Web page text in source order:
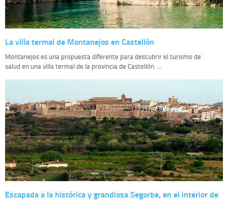
La villa termal de Montanejos en Castellón
Montanejos es una propuesta diferente para descubrir el turismo de
salud en una villa termal de la provincia de Castellón. ...
Escapada a la histórica y grandiosa Segorbe, en el interior de